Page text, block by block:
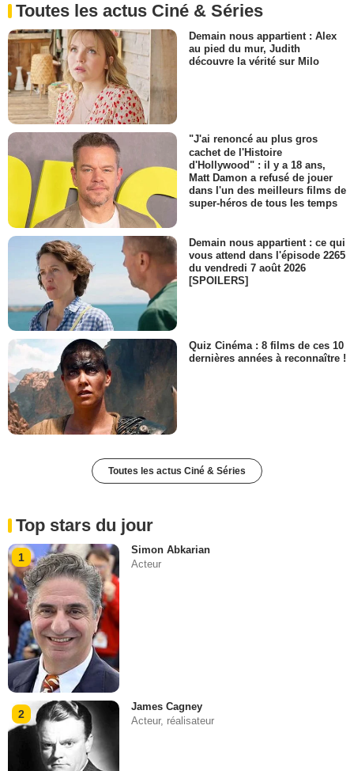
Toutes les actus Ciné & Séries
Demain nous appartient : Alex
au pied du mur, Judith
découvre la vérité sur Milo
"J'ai renoncé au plus gros
cachet de l'Histoire
d'Hollywood" : il y a 18 ans,
Matt Damon a refusé de jouer
dans l'un des meilleurs films de
super-héros de tous les temps
Demain nous appartient : ce qui
vous attend dans l'épisode 2265
du vendredi 7 août 2026
[SPOILERS]
Quiz Cinéma : 8 films de ces 10
dernières années à reconnaître !
Toutes les actus Ciné & Séries
Top stars du jour
1
Simon Abkarian
Acteur
2
James Cagney
Acteur, réalisateur